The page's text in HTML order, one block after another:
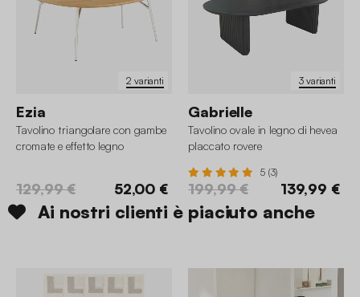
2 varianti
Ezia
Tavolino triangolare con gambe
cromate e effetto legno
129,99 € 52,00 €
3 varianti
Gabrielle
Tavolino ovale in legno di hevea
placcato rovere
5 (3)
199,99 € 139,99 €
Ai nostri clienti è piaciuto anche